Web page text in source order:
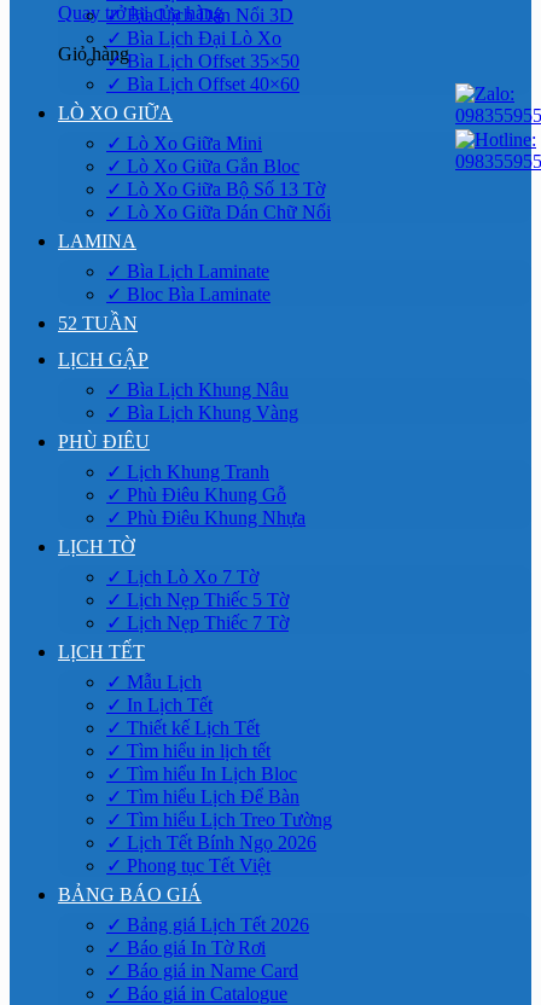
Quay trở lại cửa hàng
Giỏ hàng
✓ Bìa Lịch Dán Nổi 3D
✓ Bìa Lịch Đại Lò Xo
✓ Bìa Lịch Offset 35×50
✓ Bìa Lịch Offset 40×60
LÒ XO GIỮA
✓ Lò Xo Giữa Mini
✓ Lò Xo Giữa Gắn Bloc
✓ Lò Xo Giữa Bộ Số 13 Tờ
✓ Lò Xo Giữa Dán Chữ Nổi
LAMINA
✓ Bìa Lịch Laminate
✓ Bloc Bìa Laminate
52 TUẦN
LỊCH GẬP
✓ Bìa Lịch Khung Nâu
✓ Bìa Lịch Khung Vàng
PHÙ ĐIÊU
✓ Lịch Khung Tranh
✓ Phù Điêu Khung Gỗ
✓ Phù Điêu Khung Nhựa
LỊCH TỜ
✓ Lịch Lò Xo 7 Tờ
✓ Lịch Nẹp Thiếc 5 Tờ
✓ Lịch Nẹp Thiếc 7 Tờ
LỊCH TẾT
✓ Mẫu Lịch
✓ In Lịch Tết
✓ Thiết kế Lịch Tết
✓ Tìm hiểu in lịch tết
✓ Tìm hiểu In Lịch Bloc
✓ Tìm hiểu Lịch Để Bàn
✓ Tìm hiểu Lịch Treo Tường
✓ Lịch Tết Bính Ngọ 2026
✓ Phong tục Tết Việt
BẢNG BÁO GIÁ
✓ Bảng giá Lịch Tết 2026
✓ Báo giá In Tờ Rơi
✓ Báo giá in Name Card
✓ Báo giá in Catalogue